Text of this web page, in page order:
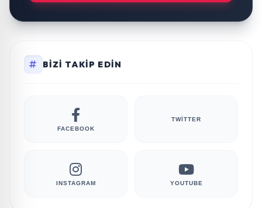
BIZI TAKIP EDIN
FACEBOOK
TWITTER
INSTAGRAM YOUTUBE